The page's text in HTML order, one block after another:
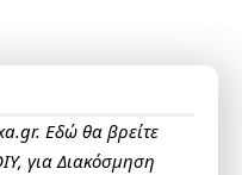
Εδώ θα βρείτε
για Διακόσμηση